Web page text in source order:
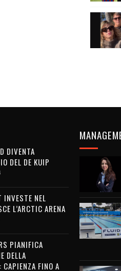
DIVENTA
DEL DE KUIP
NEL
L’ARCTIC ARENA
PIANIFICA
DELLA
CAPIENZA FINO A